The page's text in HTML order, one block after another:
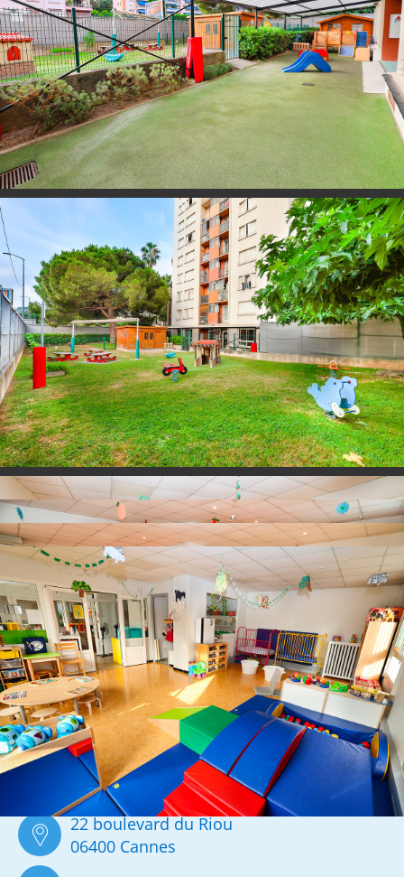
FICHE ANNUAIRE -équipement municipal
HALTE-GARDERIE LES GENÊTS
22 boulevard du Riou
06400 Cannes